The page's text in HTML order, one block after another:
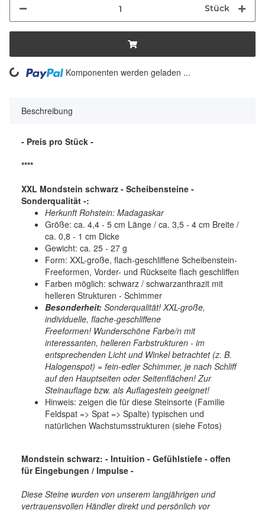
Stück
Komponenten werden geladen ...
Beschreibung
- Preis pro Stück -
****
XXL Mondstein schwarz - Scheibensteine -
Sonderqualität -:
Herkunft Rohstein: Madagaskar
Größe: ca. 4,4 - 5 cm Länge / ca. 3,5 - 4 cm Breite /
ca. 0,8 - 1 cm Dicke
Gewicht: ca. 25 - 27 g
Form: XXL-große, flach-geschliffene Scheibenstein-
Freeformen, Vorder- und Rückseite flach geschliffen
Farben möglich: schwarz / schwarzanthrazit mit
helleren Strukturen - Schimmer
Besonderheit: Sonderqualität! XXL-große,
individuelle, flache-geschliffene
Freeformen! Wunderschöne Farbe/n mit
interessanten, helleren Farbstrukturen - im
entsprechenden Licht und Winkel betrachtet (z. B.
Halogenspot) = fein-edler Schimmer, je nach Schliff
auf den Hauptseiten oder Seitenflächen! Zur
Steinauflage bzw. als Auflagestein geeignet!
Hinweis: zeigen die für diese Steinsorte (Familie
Feldspat => Spat => Spalte) typischen und
natürlichen Wachstumsstrukturen (siehe Fotos)
Mondstein schwarz: - Intuition - Gefühlstiefe - offen
für Eingebungen / Impulse -
Diese Steine wurden von unserem langjährigen und
vertrauensvollen Händler direkt und persönlich vor